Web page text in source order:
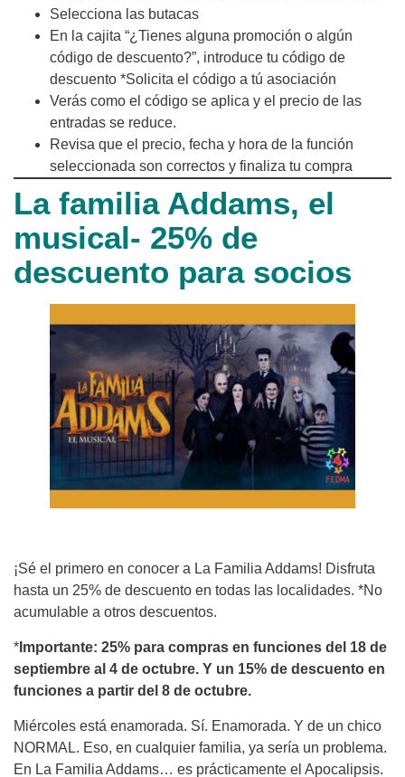
Selecciona las butacas
En la cajita “¿Tienes alguna promoción o algún
código de descuento?”, introduce tu código de
descuento *Solicita el código a tú asociación
Verás como el código se aplica y el precio de las
entradas se reduce.
Revisa que el precio, fecha y hora de la función
seleccionada son correctos y finaliza tu compra
La familia Addams, el
musical- 25% de
descuento para socios
¡Sé el primero en conocer a La Familia Addams! Disfruta
hasta un 25% de descuento en todas las localidades. *No
acumulable a otros descuentos.
* Importante: 25% para compras en funciones del 18 de
septiembre al 4 de octubre. Y un 15% de descuento en
funciones a partir del 8 de octubre.
Miércoles está enamorada. Sí. Enamorada. Y de un chico
NORMAL. Eso, en cualquier familia, ya sería un problema.
En La Familia Addams… es prácticamente el Apocalipsis.